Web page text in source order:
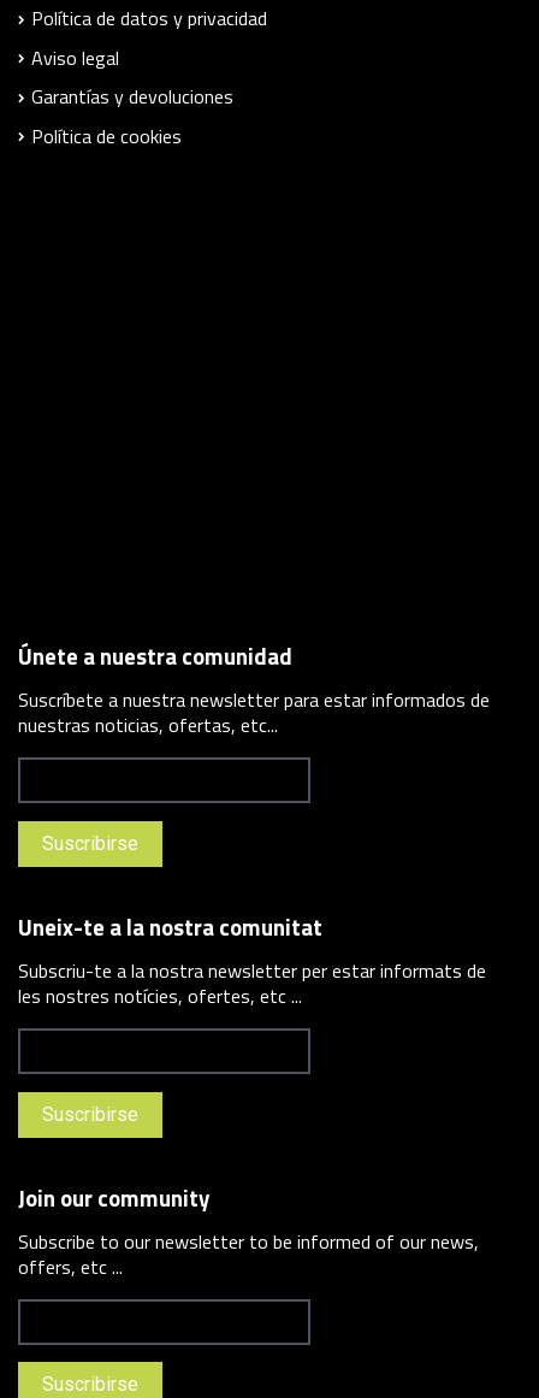
Política de datos y privacidad
Aviso legal
Garantías y devoluciones
Política de cookies
Únete a nuestra comunidad
Suscríbete a nuestra newsletter para estar informados de
nuestras noticias, ofertas, etc...
Uneix-te a la nostra comunitat
Subscriu-te a la nostra newsletter per estar informats de
les nostres notícies, ofertes, etc ...
Join our community
Subscribe to our newsletter to be informed of our news,
offers, etc ...